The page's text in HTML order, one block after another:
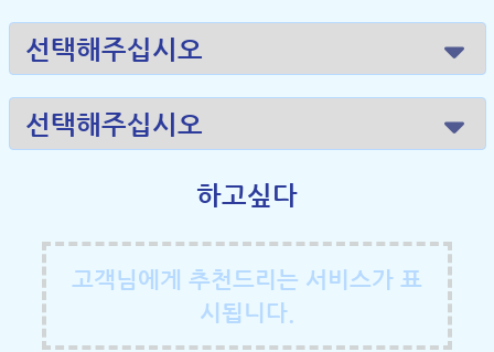
하고싶다
고객님에게 추천드리는 서비스가 표
시됩니다.